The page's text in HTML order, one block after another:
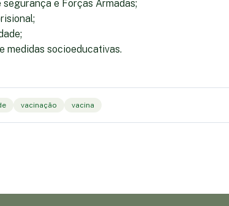
e Forças Armadas;
medidas socioeducativas.
vacinação vacina